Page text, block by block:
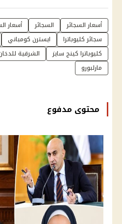
أسعار السجائر السجائر
أسعار
سجائر كليوباترا
ايسترن كومباني
كليوباترا كينج سايز
الشرقية
مارلبورو
محتوى مدفوع